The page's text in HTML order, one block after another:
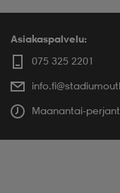
Asiakaspalvelu:
075 325 2201
Maanantai-